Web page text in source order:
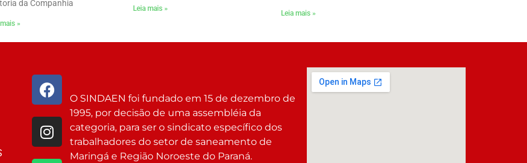
da Companhia
»
Leia mais »
Leia mais »
O SINDAEN foi fundado em 15 de dezembro de
1995, por decisão de uma assembléia da
categoria, para ser o sindicato específico dos
trabalhadores do setor de saneamento de
Maringá e Região Noroeste do Paraná.